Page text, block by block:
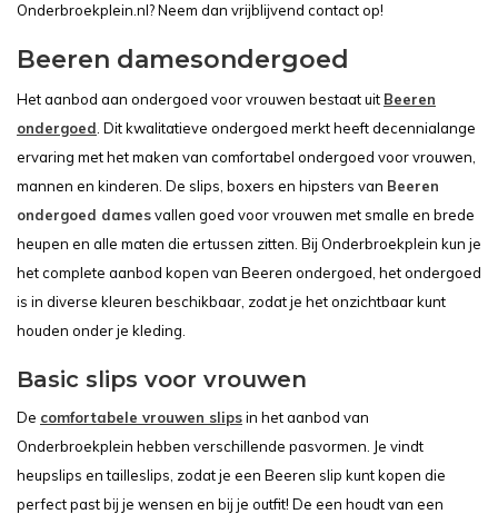
Onderbroekplein.nl? Neem dan vrijblijvend contact op!
Beeren damesondergoed
Het aanbod aan ondergoed voor vrouwen bestaat uit Beeren
ondergoed . Dit kwalitatieve ondergoed merkt heeft decennialange
ervaring met het maken van comfortabel ondergoed voor vrouwen,
mannen en kinderen. De slips, boxers en hipsters van Beeren
ondergoed damesvallen goed voor vrouwen met smalle en brede
heupen en alle maten die ertussen zitten. Bij Onderbroekplein kun je
het complete aanbod kopen van Beeren ondergoed, het ondergoed
is in diverse kleuren beschikbaar, zodat je het onzichtbaar kunt
houden onder je kleding.
Basic slips voor vrouwen
De comfortabele vrouwen slipsin het aanbod van
Onderbroekplein hebben verschillende pasvormen. Je vindt
heupslips en tailleslips, zodat je een Beeren slip kunt kopen die
perfect past bij je wensen en bij je outfit! De een houdt van een